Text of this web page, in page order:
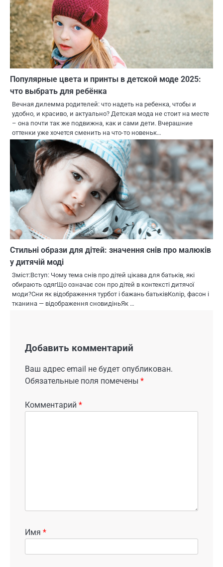
Популярные цвета и принты в детской моде 2025:
что выбрать для ребёнка
Вечная дилемма родителей: что надеть на ребенка, чтобы и
удобно, и красиво, и актуально? Детская мода не стоит на месте
– она почти так же подвижна, как и сами дети. Вчерашние
оттенки уже хочется сменить на что-то новеньк…
Стильні образи для дітей: значення снів про малюків
у дитячій моді
Зміст:Вступ: Чому тема снів про дітей цікава для батьків, які
обирають одягЩо означає сон про дітей в контексті дитячої
моди?Сни як відображення турбот і бажань батьківКолір, фасон і
тканина — відображення сновидіньЯк …
Добавить комментарий
Ваш адрес email не будет опубликован.
Обязательные поля помечены *
Комментарий *
Имя *